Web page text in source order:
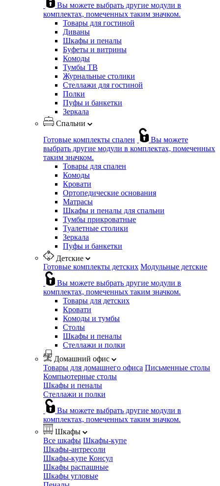
Вы можете выбрать другие модули в
комплектах, помеченных таким значком.
Товары для гостиной
Диваны
Шкафы и пеналы
Буфеты и витрины
Комоды
Тумбы ТВ
Журнальные столики
Стеллажи для гостиной
Полки
Пуфы и банкетки
Зеркала
Спальни
Готовые комплекты спален
Вы можете
выбрать другие модули в комплектах, помеченных
таким значком.
Товары для спален
Комоды
Кровати
Ортопедические основания
Матрасы
Шкафы и пеналы для спальни
Тумбы прикроватные
Туалетные столики
Зеркала
Пуфы и банкетки
Детские
Готовые комплекты детских Модульные детские
Вы можете выбрать другие модули в
комплектах, помеченных таким значком.
Товары для детских
Кровати
Комоды и тумбы
Столы
Шкафы и пеналы
Стеллажи и полки
Домашний офис
Товары для домашнего офиса Письменные столы
Компьютерные столы
Шкафы и пеналы
Стеллажи и полки
Вы можете выбрать другие модули в
комплектах, помеченных таким значком.
Шкафы
Все шкафы Шкафы-купе
Шкафы-антресоли
Шкафы-купе Консул
Шкафы распашные
Шкафы угловые